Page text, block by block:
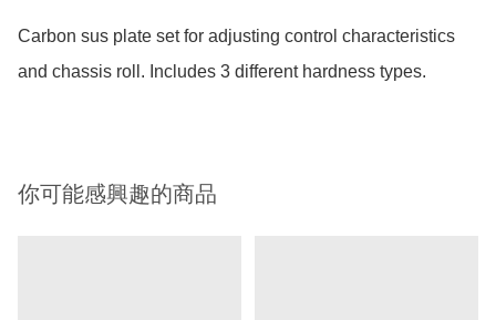
Carbon sus plate set for adjusting control characteristics
and chassis roll. Includes 3 different hardness types.
你可能感興趣的商品